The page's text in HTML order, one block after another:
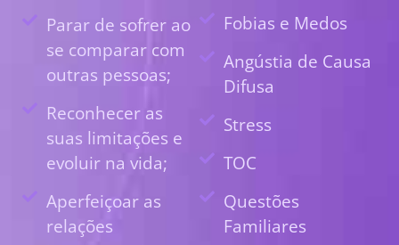
Parar de sofrer ao
se comparar com
outras pessoas;
Reconhecer as
suas limitações e
evoluir na vida;
Aperfeiçoar as
relações
Fobias e Medos
Angústia de Causa
Difusa
Stress
TOC
Questões
Familiares